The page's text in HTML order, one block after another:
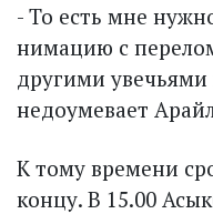
- То есть мне
нимацию с
другими увечьями
недоумевает
К тому времени
концу. В 15.00